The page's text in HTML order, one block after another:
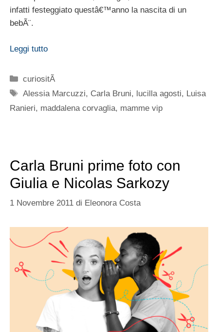
infatti festeggiato questâ€™anno la nascita di un
bebÃ¨.
Leggi tutto
Categorie
curiositÃ
Tag
Alessia Marcuzzi, Carla Bruni, lucilla agosti, Luisa
Ranieri, maddalena corvaglia, mamme vip
Carla Bruni prime foto con
Giulia e Nicolas Sarkozy
1 Novembre 2011 di Eleonora Costa